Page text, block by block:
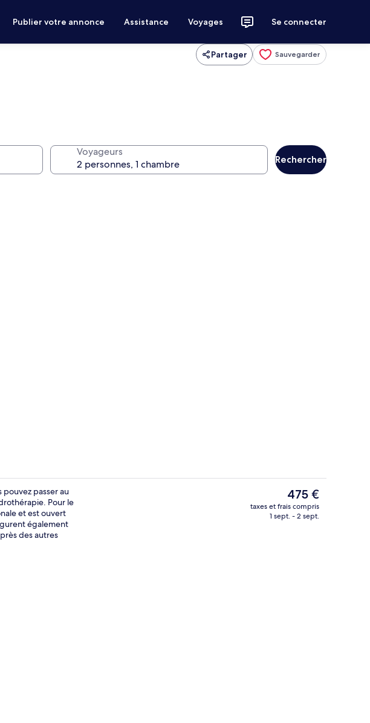
Publier votre annonce Assistance Voyages Se connecter
Partager Sauvegarder
Voyageurs
Rechercher
Hall Centre d’affaires
passer au
Pour le
et est ouvert
également
des autres
Le
prix
actuel
475 €
taxes et frais compris
1 sept. - 2 sept.